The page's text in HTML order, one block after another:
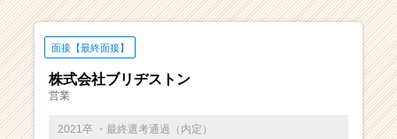
ベ
チ
面接【最終面接】
株式会社ブリヂストン
営業
2021卒 ・最終選考通過（内定）